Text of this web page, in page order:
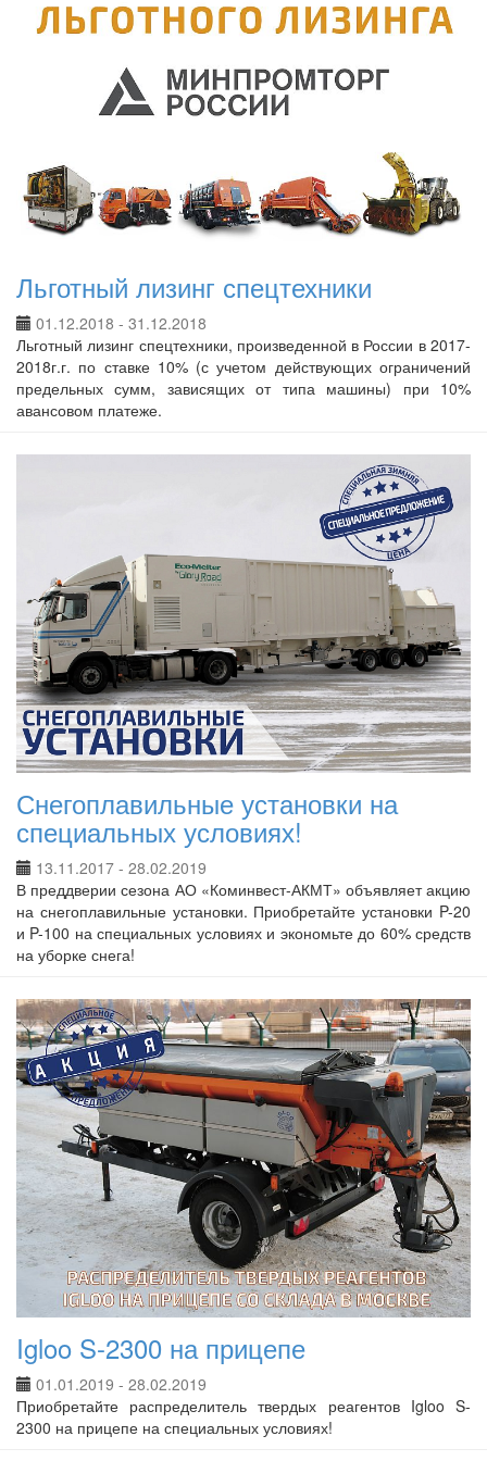
Льготный лизинг спецтехники
01.12.2018 - 31.12.2018
Льготный лизинг спецтехники, произведенной в России в 2017-
2018г.г. по ставке 10% (с учетом действующих ограничений
предельных сумм, зависящих от типа машины) при 10%
авансовом платеже.
Снегоплавильные установки на
специальных условиях!
13.11.2017 - 28.02.2019
В преддверии сезона АО «Коминвест-АКМТ» объявляет акцию
на снегоплавильные установки. Приобретайте установки P-20
и P-100 на специальных условиях и экономьте до 60% средств
на уборке снега!
Igloo S-2300 на прицепе
01.01.2019 - 28.02.2019
Приобретайте распределитель твердых реагентов Igloo S-
2300 на прицепе на специальных условиях!